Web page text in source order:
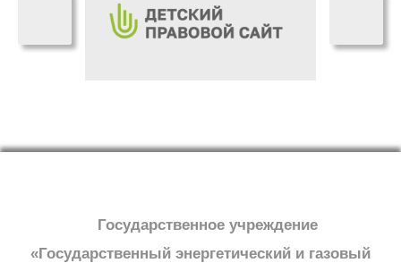
‹
Государственное учреждение
«Государственный энергетический и газовый